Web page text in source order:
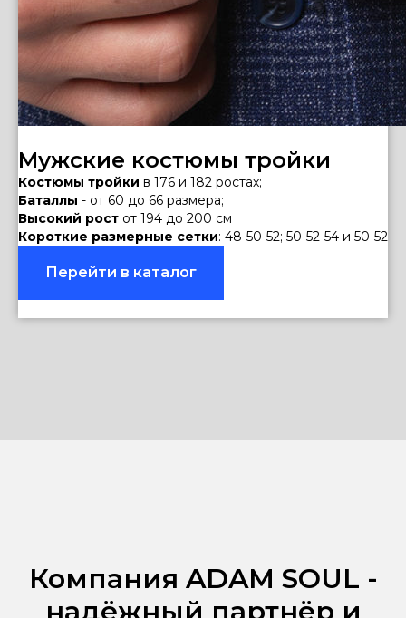
Мужские костюмы тройки
Костюмы тройки в 176 и 182 ростах;
Баталлы - от 60 до 66 размера;
Высокий рост от 194 до 200 см
Короткие размерные сетки: 48-50-52; 50-52-54 и 50-52
Перейти в каталог
Компания ADAM SOUL -
надёжный партнёр и